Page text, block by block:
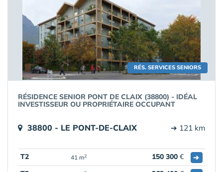
RÉS. SERVICES SENIORS
RÉSIDENCE SENIOR PONT DE CLAIX (38800) - IDÉAL
INVESTISSEUR OU PROPRIÉTAIRE OCCUPANT
38800 - LE PONT-DE-CLAIX ➔ 121 km
T2 41 m2 150 300 €
➔